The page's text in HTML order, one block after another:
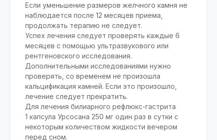
Если уменьшение размеров желчного камня не
наблюдается после 12 месяцев приема,
продолжать терапию не следует.
Успех лечения следует проверять каждые 6
месяцев с помощью ультразвукового или
рентгеновского исследования.
Дополнительными исследованиями нужно
проверять, со временем не произошла
кальцификация камней. Если это произошло,
лечение следует прекратить.
Для лечения билиарного рефлюкс-гастрита
1 капсула Урсосана 250 мг один раз в сутки с
некоторым количеством жидкости вечером
перед сном.